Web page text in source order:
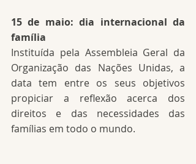
15 de maio: dia internacional da
família
Instituída pela Assembleia Geral da
Organização das Nações Unidas, a
data tem entre os seus objetivos
propiciar a reflexão acerca dos
direitos e das necessidades das
famílias em todo o mundo.